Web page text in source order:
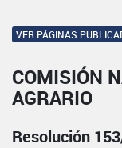
VER PÁGINAS
COMISIÓN
AGRARIO
Resolución